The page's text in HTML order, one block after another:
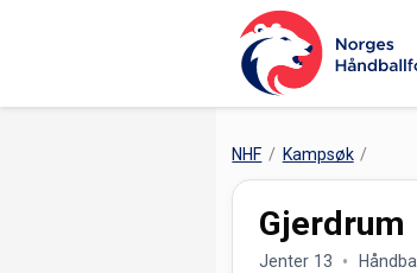
NHF Kampsøk
Gjerdrum
Jenter 13 Håndball